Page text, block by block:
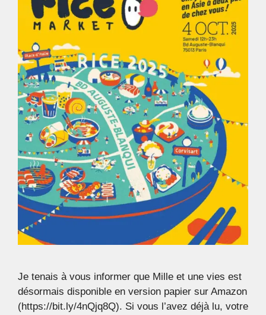
Je tenais à vous informer que Mille et une vies est
désormais disponible en version papier sur Amazon
(https://bit.ly/4nQjq8Q). Si vous l’avez déjà lu, votre